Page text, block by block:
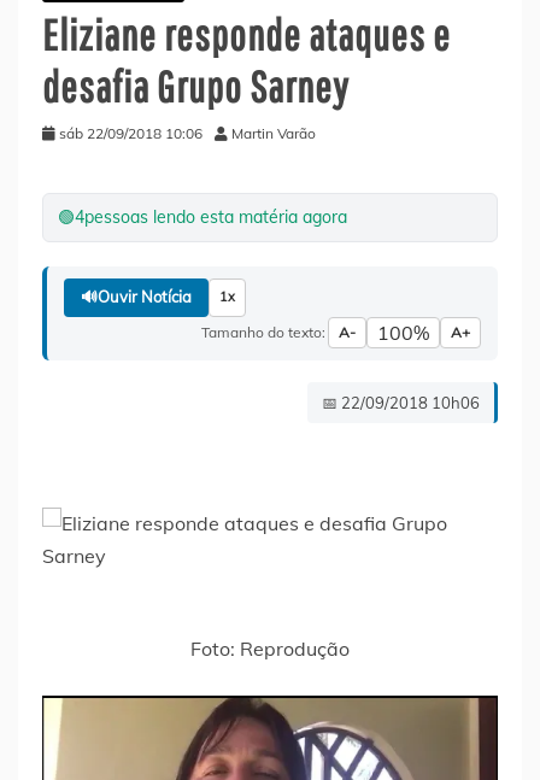
Eliziane responde ataques e
desafia Grupo Sarney
sáb 22/09/2018 10:06 Martin Varão
🟢4pessoas lendo esta matéria agora
🔊Ouvir Notícia 1x
Tamanho do texto: A- 100% A+
📅 22/09/2018 10h06
Foto: Reprodução